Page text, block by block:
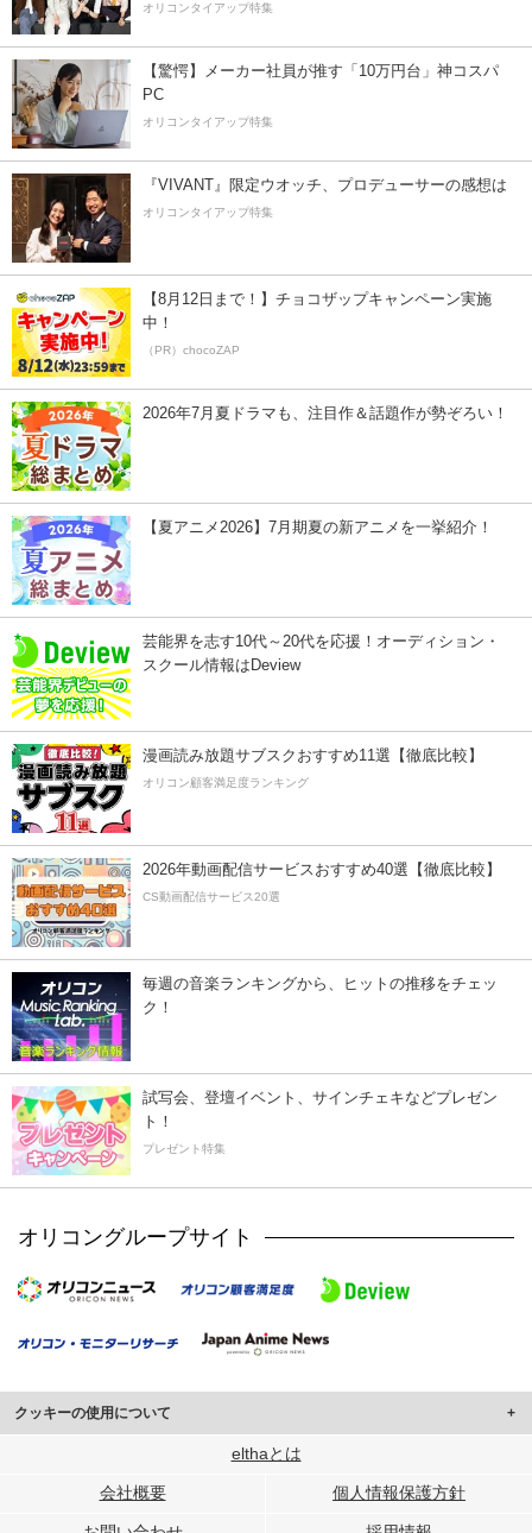
オリコンタイアップ特集
【驚愕】メーカー社員が推す「10万円台」神コスパ
PC
オリコンタイアップ特集
『VIVANT』限定ウオッチ、プロデューサーの感想は
オリコンタイアップ特集
【8月12日まで！】チョコザップキャンペーン実施
中！
（PR）chocoZAP
2026年7月夏ドラマも、注目作＆話題作が勢ぞろい！
【夏アニメ2026】7月期夏の新アニメを一挙紹介！
芸能界を志す10代～20代を応援！オーディション・
スクール情報はDeview
漫画読み放題サブスクおすすめ11選【徹底比較】
オリコン顧客満足度ランキング
2026年動画配信サービスおすすめ40選【徹底比較】
CS動画配信サービス20選
毎週の音楽ランキングから、ヒットの推移をチェッ
ク！
試写会、登壇イベント、サインチェキなどプレゼン
ト！
プレゼント特集
オリコングループサイト
クッキーの使用について
このサイトでは Cookie を使用して、ユーザーに合わせたコンテンツや広告の
行っています。
elthaとは
会社概要 個人情報保護方針